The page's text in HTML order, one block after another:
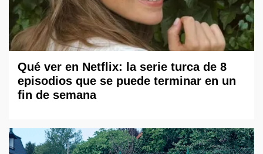
Qué ver en Netflix: la serie turca de 8
episodios que se puede terminar en un
fin de semana